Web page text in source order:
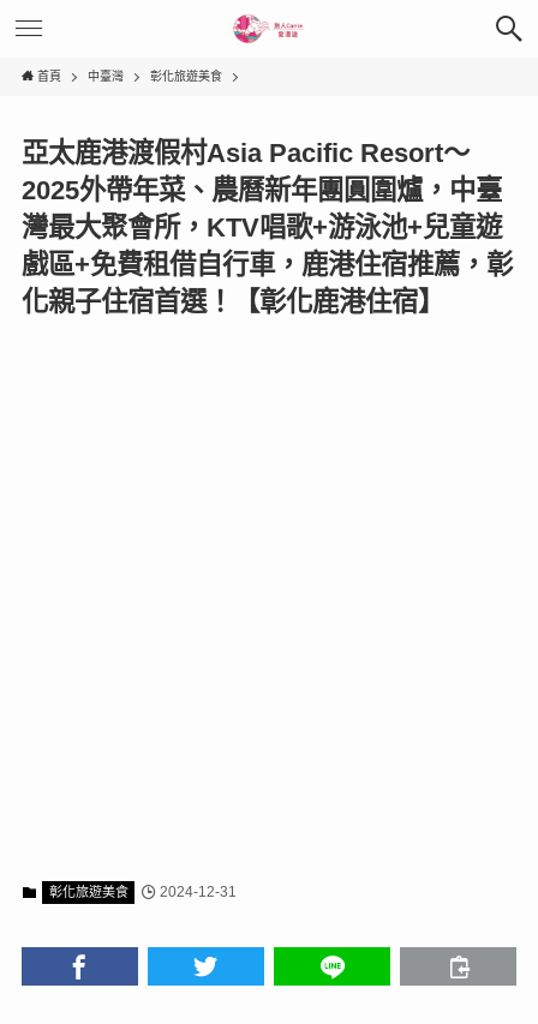
首頁 中臺灣 彰化旅遊美食
亞太鹿港渡假村Asia Pacific Resort〜
2025外帶年菜、農曆新年團圓圍爐，中臺
灣最大聚會所，KTV唱歌+游泳池+兒童遊
戲區+免費租借自行車，鹿港住宿推薦，彰
化親子住宿首選！【彰化鹿港住宿】
彰化旅遊美食 2024-12-31